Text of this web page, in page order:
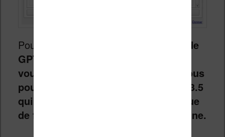
Pour ce test,
j’ai choisi une version de
GPT4 qui est assez performante. Si
vous voulez faire des économies, vous
pouvez utiliser une version de GPT 3.5
qui sera moins chère, mais qui risque
de fournir une traduction moins bonne.